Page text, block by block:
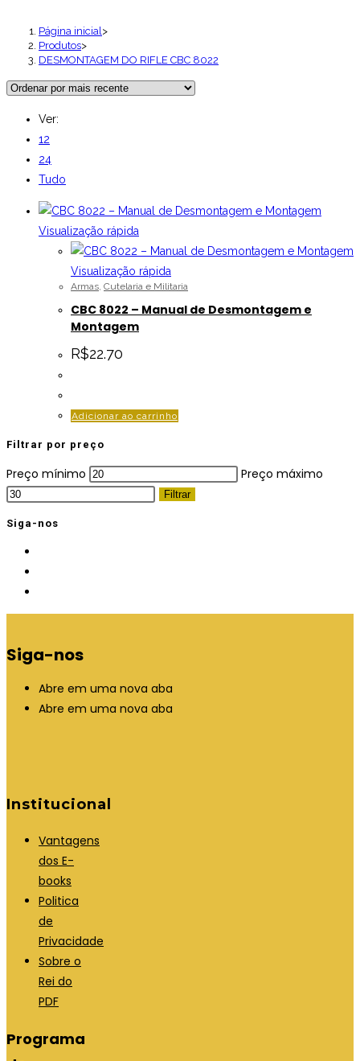
Página inicial >
Produtos>
DESMONTAGEM DO RIFLE CBC 8022
Ver:
12
24
Tudo
Visualização rápida
Visualização rápida
Armas, Cutelaria e Militaria
CBC 8022 – Manual de Desmontagem e
Montagem
R$22.70
Adicionar ao carrinho
Filtrar por preço
Preço mínimo Preço máximo
Filtrar
Siga-nos
Siga-nos
Abre em uma nova aba
Abre em uma nova aba
Institucional
Vantagens
dos E-
books
Politica
de
Privacidade
Sobre o
Rei do
PDF
Programa